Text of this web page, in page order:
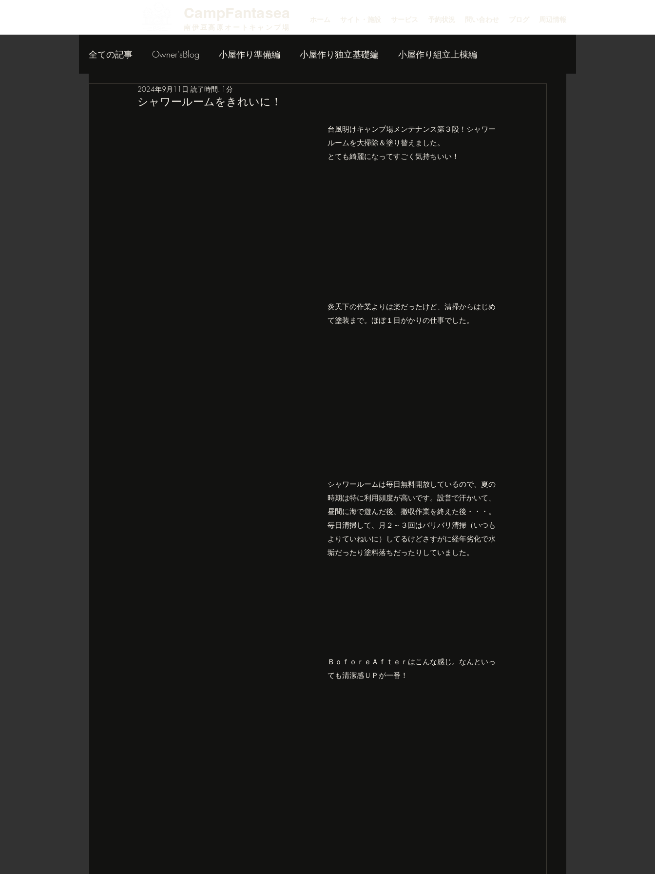
​CampFantasea ホーム サイト・施設 サービス 予約状況 問い合わせ ブログ 周辺情報
南伊豆高原オートキャンプ場
全ての記事 Owner'sBlog 小屋作り準備編 小屋作り独立基礎編 小屋作り組立上棟編
小屋作り内装編
シャワールームをきれいに！
2024年9月11日 読了時間: 1分
台風明けキャンプ場メンテナンス第３段！シャワー
ルームを大掃除＆塗り替えました。
とても綺麗になってすごく気持ちいい！
炎天下の作業よりは楽だったけど、清掃からはじめ
て塗装まで。ほぼ１日がかりの仕事でした。
シャワールームは毎日無料開放しているので、夏の
時期は特に利用頻度が高いです。設営で汗かいて、
昼間に海で遊んだ後、撤収作業を終えた後・・・。
毎日清掃して、月２～３回はバリバリ清掃（いつも
よりていねいに）してるけどさすがに経年劣化で水
垢だったり塗料落ちだったりしていました。
ＢｏｆｏｒｅＡｆｔｅｒはこんな感じ。なんといっ
ても清潔感ＵＰが一番！